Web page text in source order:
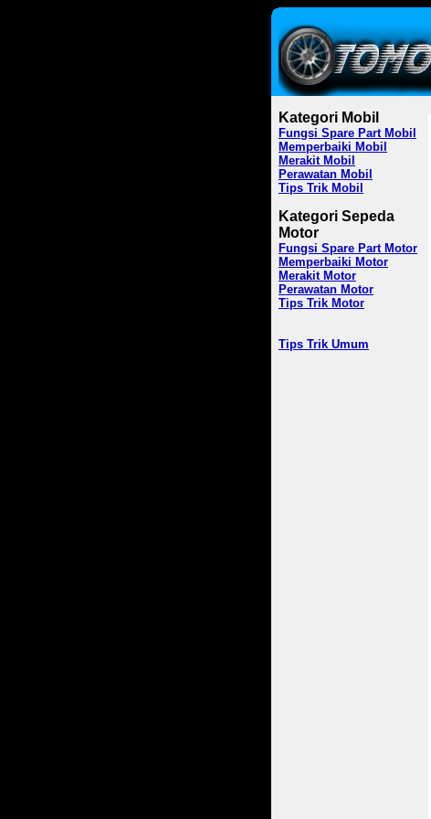
Kategori Mobil
Fungsi Spare Part Mobil
Memperbaiki Mobil
Merakit Mobil
Perawatan Mobil
Tips Trik Mobil
Kategori Sepeda
Motor
Fungsi Spare Part Motor
Memperbaiki Motor
Merakit Motor
Perawatan Motor
Tips Trik Motor
Tips Trik Umum